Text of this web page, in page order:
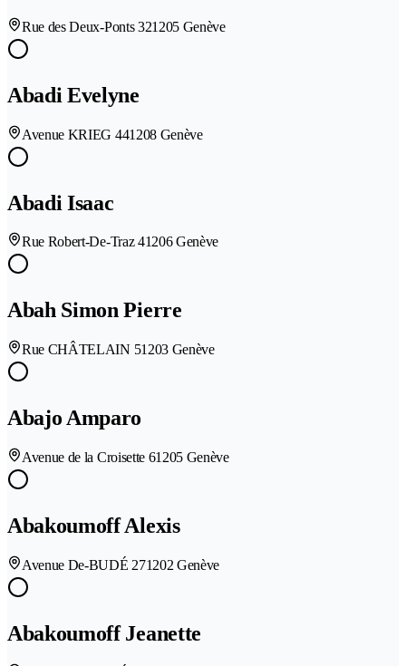
Rue des Deux-Ponts 321205 Genève
Abadi Evelyne
Avenue KRIEG 441208 Genève
Abadi Isaac
Rue Robert-De-Traz 41206 Genève
Abah Simon Pierre
Rue CHÂTELAIN 51203 Genève
Abajo Amparo
Avenue de la Croisette 61205 Genève
Abakoumoff Alexis
Avenue De-BUDÉ 271202 Genève
Abakoumoff Jeanette